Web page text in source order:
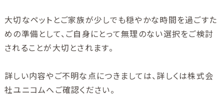
大切なペットとご家族が少しでも穏やかな時間を過ごすた
めの準備として、ご自身にとって無理のない選択をご検討
されることが大切とされます。
詳しい内容やご不明な点につきましては、詳しくは株式会
社ユニコムへご確認ください。